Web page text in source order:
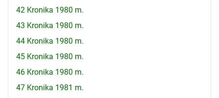
42 Kronika 1980 m.
43 Kronika 1980 m.
44 Kronika 1980 m.
45 Kronika 1980 m.
46 Kronika 1980 m.
47 Kronika 1981 m.